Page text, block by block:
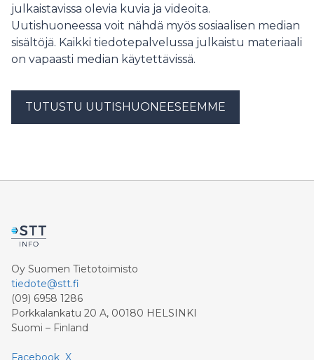
julkaistavissa olevia kuvia ja videoita.
Uutishuoneessa voit nähdä myös sosiaalisen median
sisältöjä. Kaikki tiedotepalvelussa julkaistu materiaali
on vapaasti median käytettävissä.
TUTUSTU UUTISHUONEESEEMME
Oy Suomen Tietotoimisto
tiedote@stt.fi
(09) 6958 1286
Porkkalankatu 20 A, 00180 HELSINKI
Suomi – Finland
Facebook X